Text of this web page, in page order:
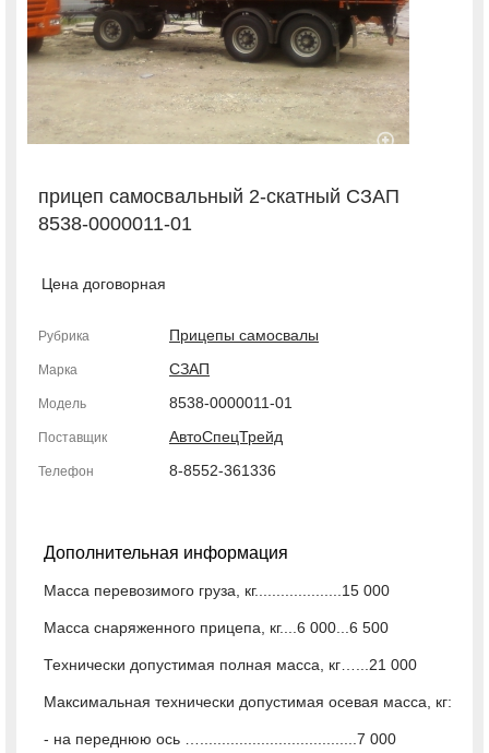
прицеп самосвальный 2-скатный СЗАП
8538-0000011-01
Цена договорная
Рубрика Прицепы самосвалы
Марка СЗАП
Модель 8538-0000011-01
Поставщик АвтоСпецТрейд
Телефон 8-8552-361336
Дополнительная информация
Масса перевозимого груза, кг....................15 000
Масса снаряженного прицепа, кг....6 000...6 500
Технически допустимая полная масса, кг…...21 000
Максимальная технически допустимая осевая масса, кг:
- на переднюю ось …....................................7 000